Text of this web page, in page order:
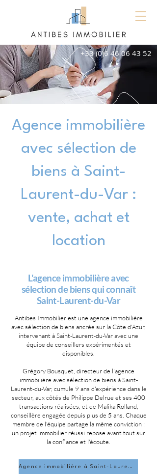
+33 (0)6 46 06 43 52
Agence immobilière
avec sélection de
biens à Saint-
Laurent-du-Var :
vente, achat et
location
L'agence immobilière avec
sélection de biens qui connaît
Saint-Laurent-du-Var
Antibes Immobilier est une agence immobilière
avec sélection de biens ancrée sur la Côte d'Azur,
intervenant à Saint-Laurent-du-Var avec une
équipe de conseillers expérimentés et
disponibles.
Grégory Bousquet, directeur de l'agence
immobilière avec sélection de biens à Saint-
Laurent-du-Var, cumule 9 ans d'expérience dans le
secteur, aux côtés de Philippe Delrue et ses 400
transactions réalisées, et de Malika Rolland,
conseillère engagée depuis plus de 5 ans. Chaque
membre de l'équipe partage la même conviction :
un projet immobilier réussi repose avant tout sur
la confiance et l'écoute.
Agence immobilière à Saint-Laurent-du-Var